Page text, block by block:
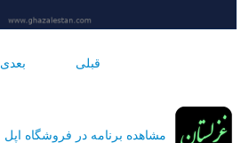
قبلی بعدی
مشاهده برنامه در فروشگاه اپل